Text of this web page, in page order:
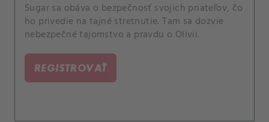
Sugar sa obáva o bezpečnosť svojich priateľov, čo
ho privedie na tajné stretnutie. Tam sa dozvie
nebezpečné tajomstvo a pravdu o Olivii.
REGISTROVAŤ